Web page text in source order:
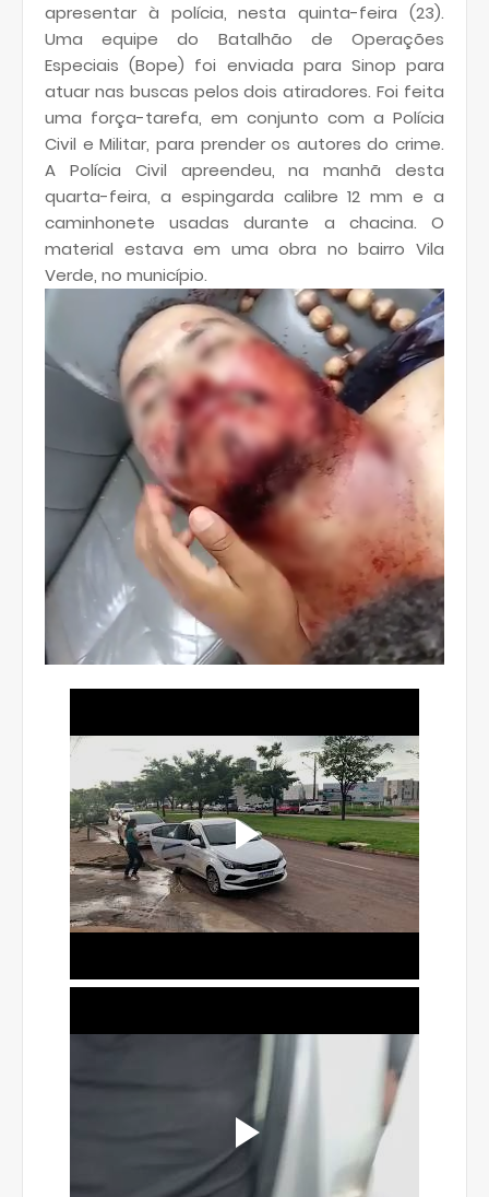
apresentar à polícia, nesta quinta-feira (23).
Uma equipe do Batalhão de Operações
Especiais (Bope) foi enviada para Sinop para
atuar nas buscas pelos dois atiradores. Foi feita
uma força-tarefa, em conjunto com a Polícia
Civil e Militar, para prender os autores do crime.
A Polícia Civil apreendeu, na manhã desta
quarta-feira, a espingarda calibre 12 mm e a
caminhonete usadas durante a chacina. O
material estava em uma obra no bairro Vila
Verde, no município.